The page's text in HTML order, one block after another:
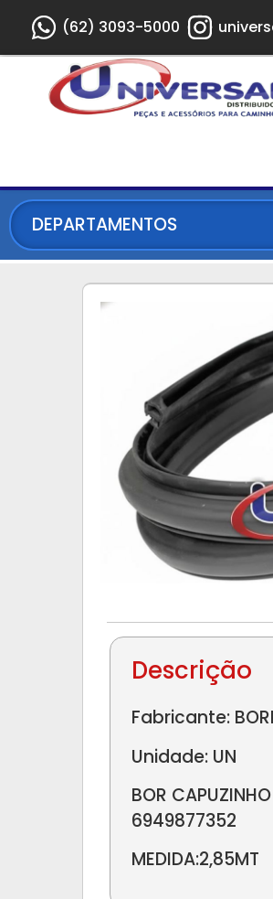
(62) 3093-5000
DEPARTAMENTOS
Descrição
Fabricante:
Unidade: UN
BOR
6949877352
MEDIDA:2,85MT